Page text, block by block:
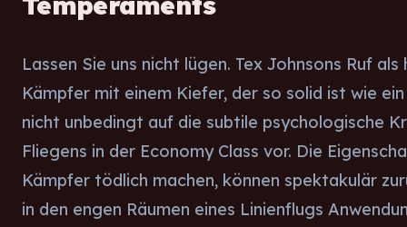
Lassen Sie uns nicht lügen. Tex Johnsons Ruf
Kämpfer mit einem Kiefer, der so solid ist wie
nicht unbedingt auf die subtile psychologische
Fliegens in der Economy Class vor. Die
Kämpfer tödlich machen, können spektakulär
in den engen Räumen eines Linienflugs